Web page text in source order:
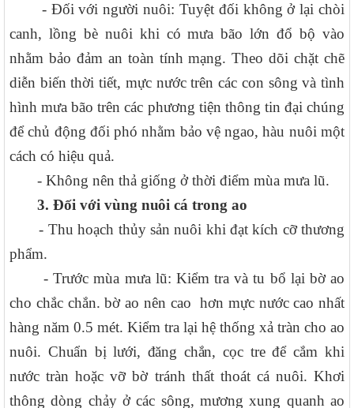
- Đối với người nuôi: Tuyệt đối không ở lại chòi
canh, lồng bè nuôi khi có mưa bão lớn đổ bộ vào
nhằm bảo đảm an toàn tính mạng. Theo dõi chặt chẽ
diễn biến thời tiết, mực nước trên các con sông và tình
hình mưa bão trên các phương tiện thông tin đại chúng
để chủ động đối phó nhằm bảo vệ ngao, hàu nuôi một
cách có hiệu quả.
- Không nên thả giống ở thời điểm mùa mưa lũ.
3. Đối với vùng nuôi cá trong ao
- Thu hoạch thủy sản nuôi khi đạt kích cỡ thương
phẩm.
- Trước mùa mưa lũ: Kiểm tra và tu bổ lại bờ ao
cho chắc chắn. bờ ao nên cao hơn mực nước cao nhất
hàng năm 0.5 mét. Kiểm tra lại hệ thống xả tràn cho ao
nuôi. Chuẩn bị lưới, đăng chắn, cọc tre để cắm khi
nước tràn hoặc vỡ bờ tránh thất thoát cá nuôi. Khơi
thông dòng chảy ở các sông, mương xung quanh ao